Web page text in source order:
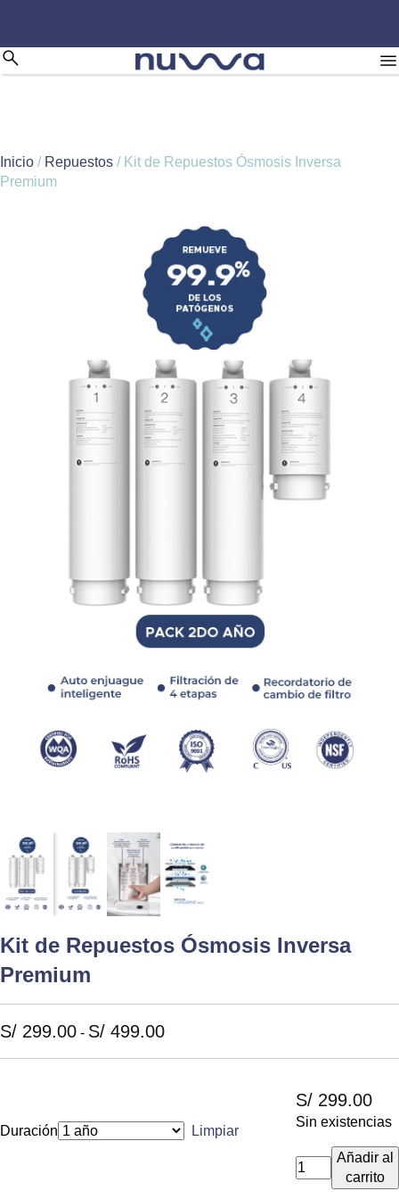
Inicio / Repuestos / Kit de Repuestos Ósmosis Inversa
Premium
Kit de Repuestos Ósmosis Inversa
Premium
S/ 299.00 - S/ 499.00Rango
hasta
S/ 499.00
Duración Limpiar
S/ 299.00
Sin existencias
Kit
de
Añadir al
carrito